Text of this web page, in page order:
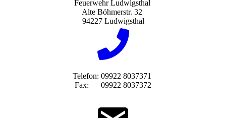
Feuerwehr Ludwigsthal
Alte Böhmerstr. 32
94227 Ludwigsthal
Telefon: 09922 8037371
Fax: 09922 8037372